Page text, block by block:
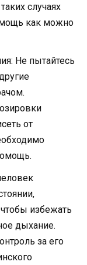
случаях
как можно
Не пытайтесь
от
избежать
дыхание.
за его